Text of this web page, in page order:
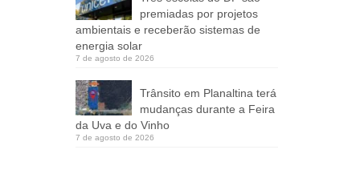
premiadas por projetos
ambientais e receberão sistemas de
energia solar
7 de agosto de 2026
Trânsito em Planaltina terá
mudanças durante a Feira
da Uva e do Vinho
7 de agosto de 2026